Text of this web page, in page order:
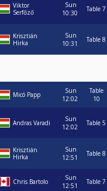
Viktor
Serfőző
Sun
10:30
Table 7
Krisztián
Hirka
Sun
10:31
Table 8
Micó Papp
Sun
12:02
Table
10
Andras Varadi
Sun
12:02
Table 5
Krisztián
Hirka
Sun
12:51
Table 8
Chris Bartolo
Sun
12:51
Table 7